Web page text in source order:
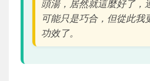
頭湯，居然就這麼好了，
可能只是巧合，但從此我
功效了。